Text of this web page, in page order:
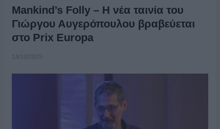
Mankind’s Folly – Η νέα ταινία του
Γιώργου Αυγερόπουλου βραβεύεται
στο Prix Europa
14/10/2025